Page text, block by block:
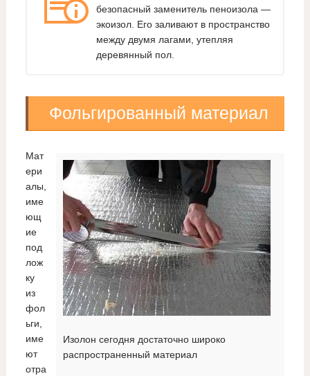
безопасный заменитель пеноизола —
экоизол. Его заливают в пространство
между двумя лагами, утепляя
деревянный пол.
Фольгированный материал
Изолон сегодня достаточно широко
распространенный материал
Мат
ери
алы,
име
ющ
ие
под
лож
ку
из
фол
ьги,
име
ют
отра